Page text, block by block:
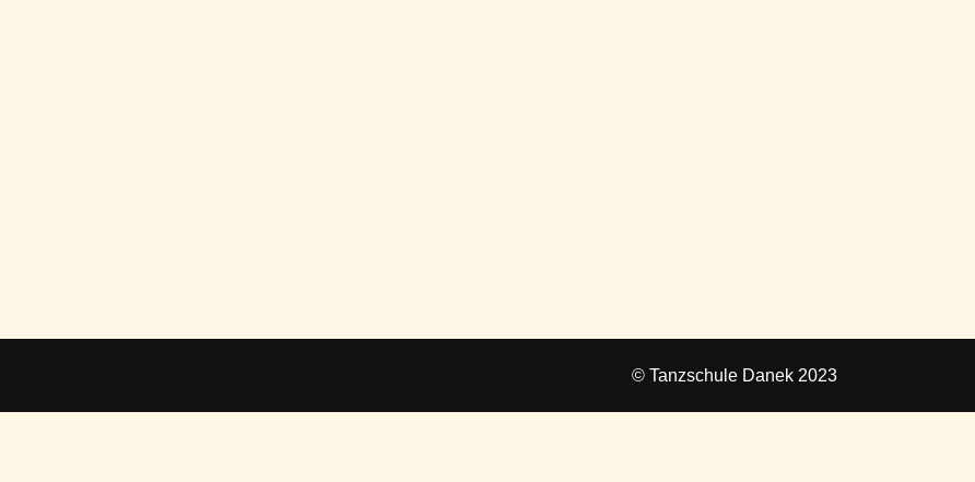
© Tanzschule Danek 2023